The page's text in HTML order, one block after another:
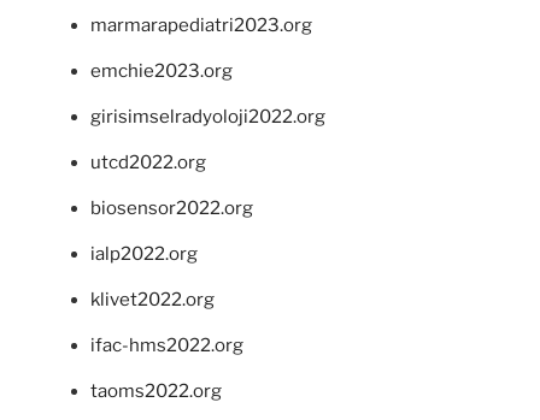
marmarapediatri2023.org
emchie2023.org
girisimselradyoloji2022.org
utcd2022.org
biosensor2022.org
ialp2022.org
klivet2022.org
ifac-hms2022.org
taoms2022.org